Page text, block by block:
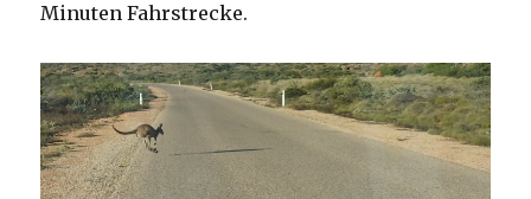
Minuten Fahrstrecke.